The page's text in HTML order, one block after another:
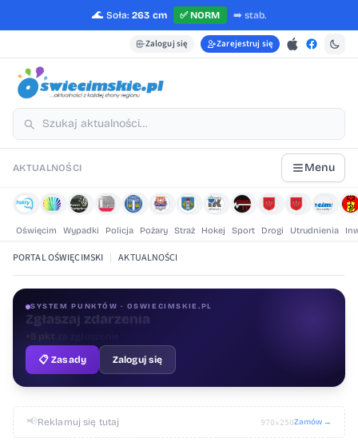
🌊 Soła: 263 cm ✅NORM ➡️ stab.
Zaloguj się Zarejestruj się
AKTUALNOŚCI Menu
Oświęcim Wypadki Policja Pożary Straż Hokej Sport Drogi Utrudnienia
PORTAL OŚWIĘCIMSKI | AKTUALNOŚCI
SYSTEM PUNKTÓW · OSWIECIMSKIE.PL
Oceniaj treści
+1 pkt za ocenę
📋 Zasady
Zaloguj się
📢Reklamuj się tutaj 970×250Zamów →